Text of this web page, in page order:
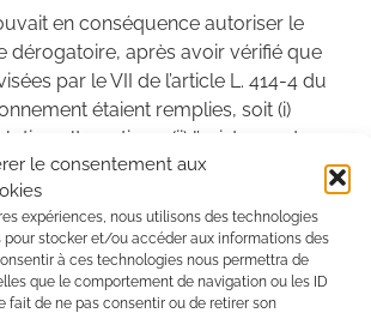
le consentement aux
expériences, nous utilisons des technologies
pour stocker et/ou accéder aux informations des
à ces technologies nous permettra de
que le comportement de navigation ou les ID
fait de ne pas consentir ou de retirer son
en conséquence autoriser le
dérogatoire, après avoir vérifié que
par le VII de l’article L. 414-4 du
étaient remplies, soit (i)
alternatives, (ii) l’existence de
d'intérêt public majeur, et en
autorisation de mesures
pour maintenir la cohérence
Natura 2000.